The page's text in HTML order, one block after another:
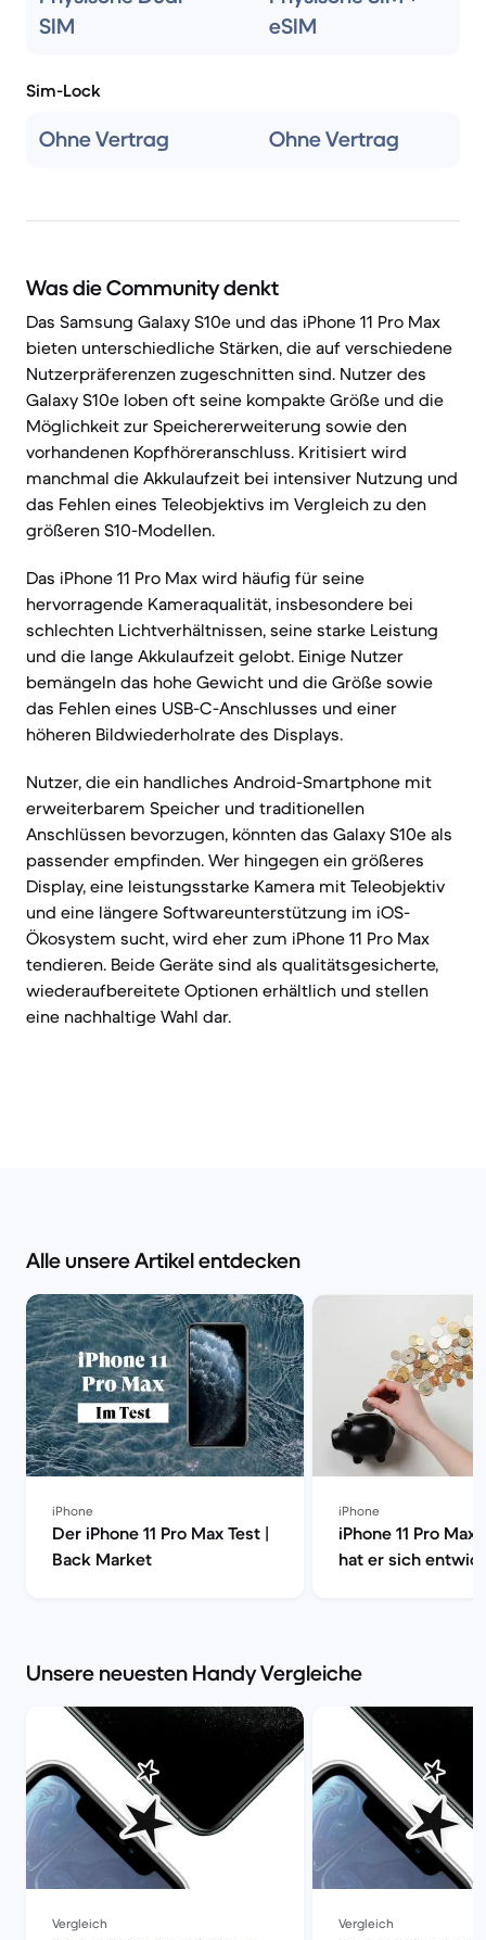
SIM
eSIM
Sim-Lock
Ohne Vertrag Ohne Vertrag
Was die Community denkt
Das Samsung Galaxy S10e und das iPhone 11 Pro Max
bieten unterschiedliche Stärken, die auf verschiedene
Nutzerpräferenzen zugeschnitten sind. Nutzer des
Galaxy S10e loben oft seine kompakte Größe und die
Möglichkeit zur Speichererweiterung sowie den
vorhandenen Kopfhöreranschluss. Kritisiert wird
manchmal die Akkulaufzeit bei intensiver Nutzung und
das Fehlen eines Teleobjektivs im Vergleich zu den
größeren S10-Modellen.
Das iPhone 11 Pro Max wird häufig für seine
hervorragende Kameraqualität, insbesondere bei
schlechten Lichtverhältnissen, seine starke Leistung
und die lange Akkulaufzeit gelobt. Einige Nutzer
bemängeln das hohe Gewicht und die Größe sowie
das Fehlen eines USB-C-Anschlusses und einer
höheren Bildwiederholrate des Displays.
Nutzer, die ein handliches Android-Smartphone mit
erweiterbarem Speicher und traditionellen
Anschlüssen bevorzugen, könnten das Galaxy S10e als
passender empfinden. Wer hingegen ein größeres
Display, eine leistungsstarke Kamera mit Teleobjektiv
und eine längere Softwareunterstützung im iOS-
Ökosystem sucht, wird eher zum iPhone 11 Pro Max
tendieren. Beide Geräte sind als qualitätsgesicherte,
wiederaufbereitete Optionen erhältlich und stellen
eine nachhaltige Wahl dar.
Alle unsere Artikel entdecken
iPhone
Der iPhone 11 Pro Max Test |
Back Market
iPhone
iPhone 11 Pro Max
hat er sich
Unsere neuesten Handy Vergleiche
Vergleich Vergleich